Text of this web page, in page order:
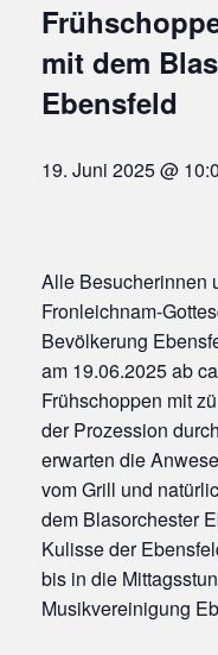
mit dem
Ebensfeld
19. Juni 2025 @
Alle Besucherinnen
Fronleichnam-
Bevölkerung
am 19.06.2025 ab
Frühschoppen mit
der Prozession
erwarten die
vom Grill und
dem Blasorchester
Kulisse der
bis in die
Musikvereinigung